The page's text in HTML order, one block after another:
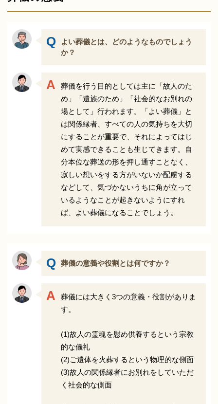
よい葬儀とは、どのようなものでしょう
か？
葬儀を行う目的としては主に「故人のた
め」「遺族のため」「社会的なお別れの
場として」行われます。「よい葬儀」と
は関係縁者、すべての人の気持ちを大切
にすることが重要で、それによってはじ
めて実感できることも生じてきます。自
分本位な葬送の形を押し通すことなく、
寂しい想いをする方がいないか配慮する
などして、気づかないうちに角が立って
いるようなことが起きないようにすれ
ば、よい葬儀になることでしょう。
葬儀の意義や役割とは何ですか？
葬儀には大きく3つの意義・役割がありま
す。
(1)故人の霊魂を慰め供養するという宗教
的な儀礼
(2)ご遺体を火葬するという物理的な側面
(3)故人の関係縁者にお別れをしていただ
く社会的な側面